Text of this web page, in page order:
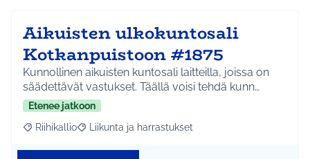
Aikuisten ulkokuntosali
Kotkanpuistoon #1875
Kunnollinen aikuisten kuntosali laitteilla, joissa on
säädettävät vastukset. Täällä voisi tehdä kunn…
Etenee jatkoon
Rajaa tulokset aihepiirin mukaan: Riihikallio
Riihikallio Rajaa tulokset teeman mukaan: Liikunta ja
Liikunta ja harrastukset